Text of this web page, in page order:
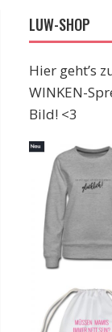
LUW-SHOP
Hier geht’s
WINKEN-
Bild! <3